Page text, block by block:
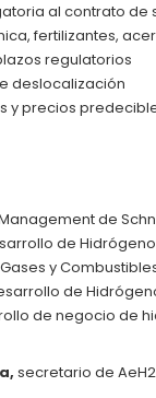
al contrato de
fertilizantes,
regulatorios
deslocalización
y precios
de
de
y
de
de negocio de
secretario de AeH2